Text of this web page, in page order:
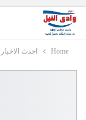
Home احدث الاخبار